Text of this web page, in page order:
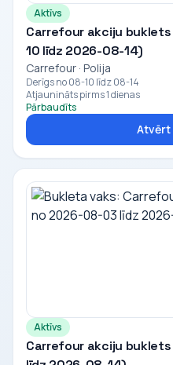
Aktīvs
Carrefour akciju
10 līdz 2026-08-14)
Carrefour · Polija
Derīgs no 08-10 līdz 08-14
Atjaunināts pirms 1 dienas
Pārbaudīts
Atvērt
Aktīvs
Carrefour akciju